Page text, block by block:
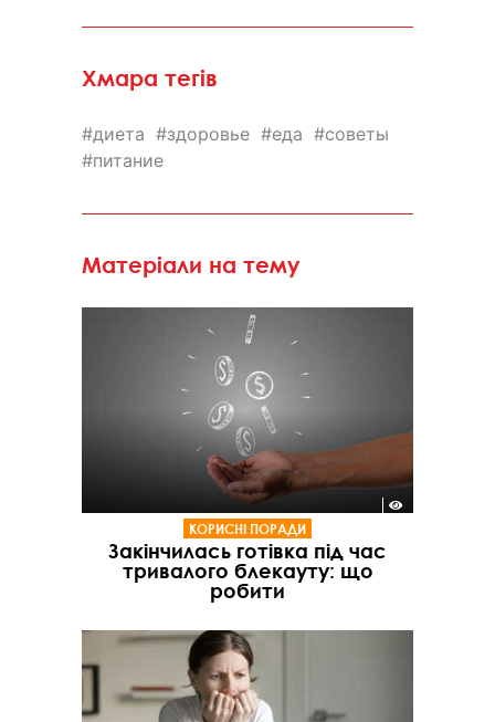
Хмара тегів
диета здоровье еда
советы
питание
Матеріали на тему
КОРИСНІ ПОРАДИ
Закінчилась готівка під час
тривалого блекауту: що
робити